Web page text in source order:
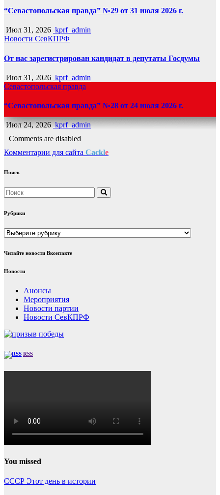
“Севастопольская правда” №29 от 31 июля 2026 г.
Июл 31, 2026 kprf_admin
Новости СевКПРФ
От нас зарегистрирован кандидат в депутаты Госдумы
Июл 31, 2026 kprf_admin
Севастопольская правда
“Севастопольская правда” №28 от 24 июля 2026 г.
Июл 24, 2026 kprf_admin
Comments are disabled
Комментарии для сайта Cackle
Поиск
Рубрики
Рубрики
Читайте новости Вконтакте
Новости
Анонсы
Мероприятия
Новости партии
Новости СевКПРФ
RSS
You missed
СССР Этот день в истории